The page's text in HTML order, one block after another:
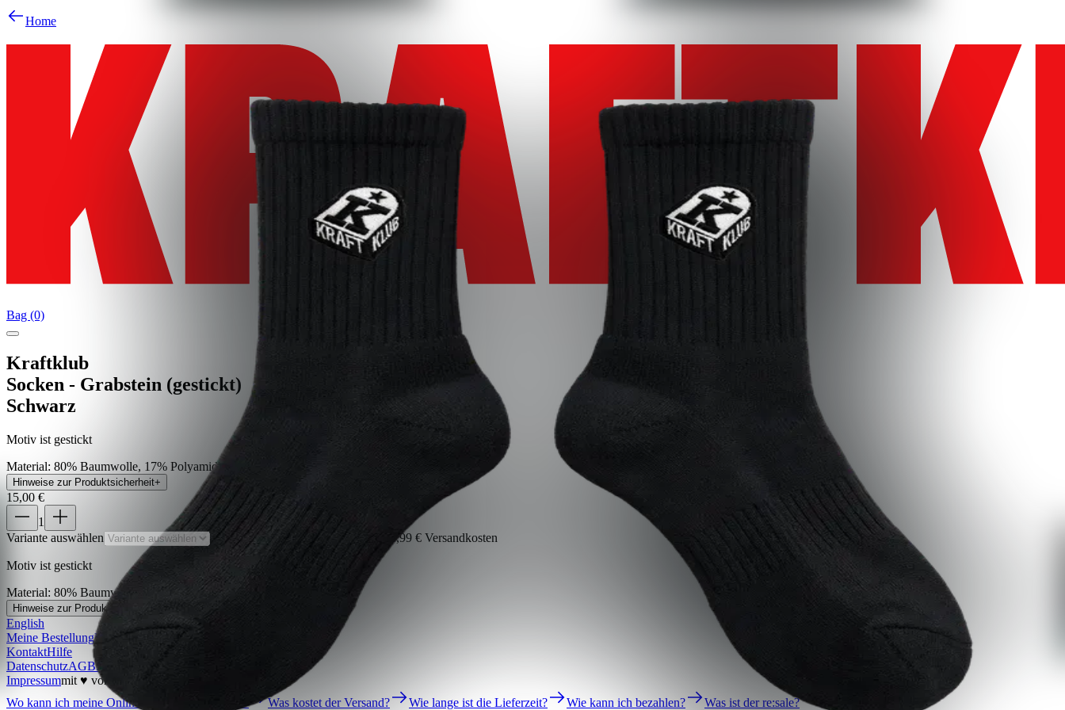
Home
Bag (0)
Kraftklub
Socken - Grabstein (gestickt)
Schwarz
Motiv ist gestickt
Material: 80% Baumwolle, 17% Polyamid, 3% Elastan
Hinweise zur Produktsicherheit+
15,00 €
1
Variante auswählen
Preis inkl. der gesetzl. MwSt., zzgl. 5,99 € Versandkosten
Motiv ist gestickt
Material: 80% Baumwolle, 17% Polyamid, 3% Elastan
Hinweise zur Produktsicherheit
English
Meine BestellungBestellung widerrufen
KontaktHilfe
DatenschutzAGBBarrierefreiheit
Impressummit ♥ von
Wo kann ich meine Onlinetickets herunterladen?
Was kostet der Versand? Wie lange ist die Lieferzeit? Wie kann ich bezahlen?
Was ist der re:sale?